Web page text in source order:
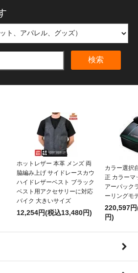
検索
ホットレザー 本革 メンズ 両
脇編み上げ サイドレースカウ
ハイドレザーベスト ブラック
ベスト用アクセサリーに対応
バイク 大きいサイズ
12,254円(税込13,480円)
カラー選択
正 カラーマ
アーパック
ーリングモ
220,597
円)